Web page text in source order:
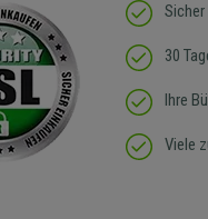
30
Ihre
Viele